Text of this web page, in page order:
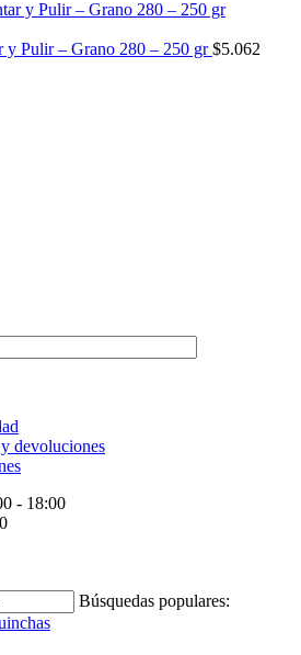
y Pulir – Grano 280 – 250 gr$5.062
devoluciones
- 18:00
Búsquedas populares: